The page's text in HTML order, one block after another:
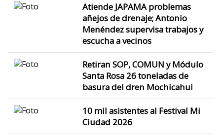
Atiende JAPAMA problemas
añejos de drenaje; Antonio
Menéndez supervisa trabajos y
escucha a vecinos
Retiran SOP, COMUN y Módulo
Santa Rosa 26 toneladas de
basura del dren Mochicahui
10 mil asistentes al Festival Mi
Ciudad 2026